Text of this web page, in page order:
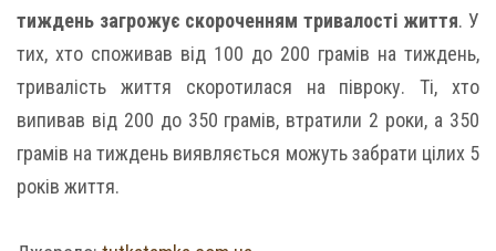
тиждень загрожує скороченням тривалості життя. У
тих, хто споживав від 100 до 200 грамів на тиждень,
тривалість життя скоротилася на півроку. Ті, хто
випивав від 200 до 350 грамів, втратили 2 роки, а 350
грамів на тиждень виявляється можуть забрати цілих 5
років життя.